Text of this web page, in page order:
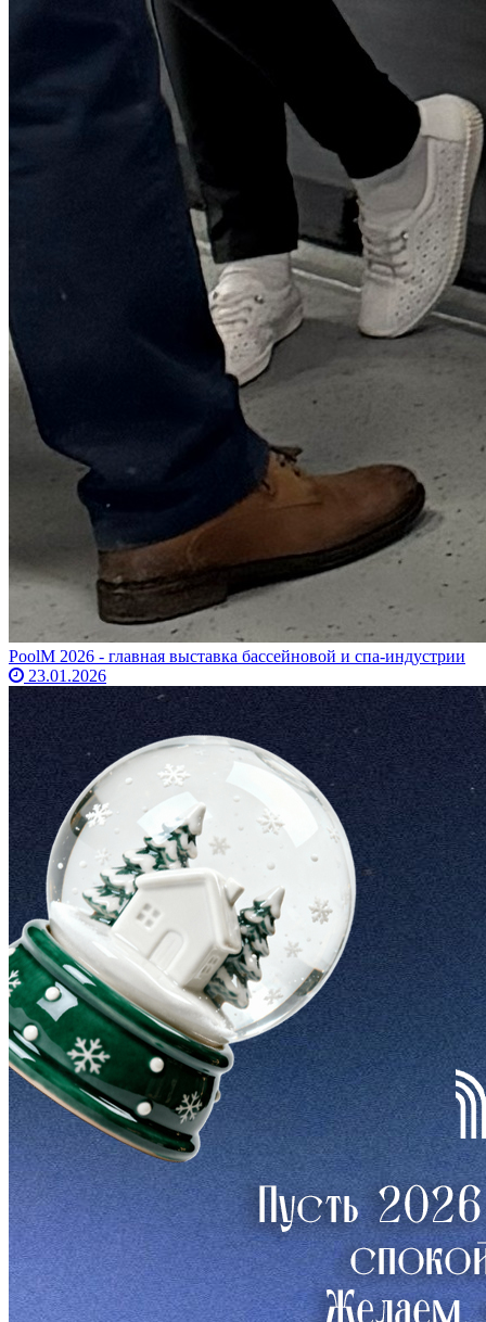
PoolM 2026 - главная выставка бассейновой и спа-индустрии
23.01.2026